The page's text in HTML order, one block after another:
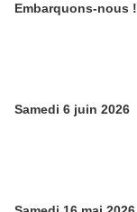
Embarquons-nous !
Samedi 6 juin 2026